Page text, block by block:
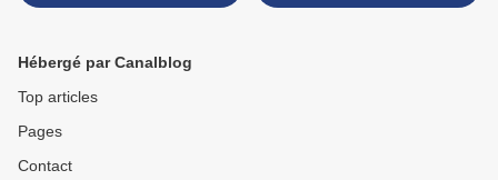
Hébergé par Canalblog
Top articles
Pages
Contact